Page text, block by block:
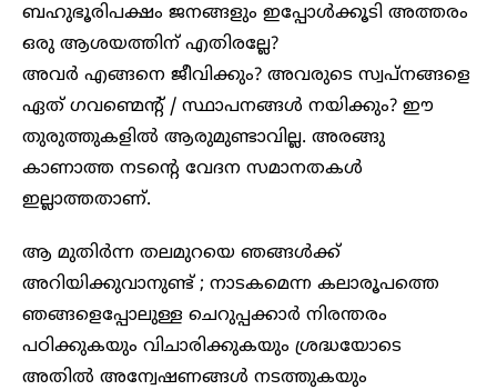
ബഹുഭൂരിപക്ഷം ജനങ്ങളും ഇപ്പോൾക്കൂടി അത്തരം
ഒരു ആശയത്തിന് എതിരല്ലേ?
അവർ എങ്ങനെ ജീവിക്കും? അവരുടെ സ്വപ്നങ്ങളെ
ഏത് ഗവണ്മെന്റ് / സ്ഥാപനങ്ങൾ നയിക്കും? ഈ
തുരുത്തുകളിൽ ആരുമുണ്ടാവില്ല. അരങ്ങു
കാണാത്ത നടന്റെ വേദന സമാനതകൾ
ഇല്ലാത്തതാണ്.
ആ മുതിർന്ന തലമുറയെ ഞങ്ങൾക്ക്
അറിയിക്കുവാനുണ്ട് ; നാടകമെന്ന കലാരൂപത്തെ
ഞങ്ങളെപ്പോലുള്ള ചെറുപ്പക്കാർ നിരന്തരം
പഠിക്കുകയും വിചാരിക്കുകയും ശ്രദ്ധയോടെ
അതിൽ അന്വേഷണങ്ങൾ നടത്തുകയും